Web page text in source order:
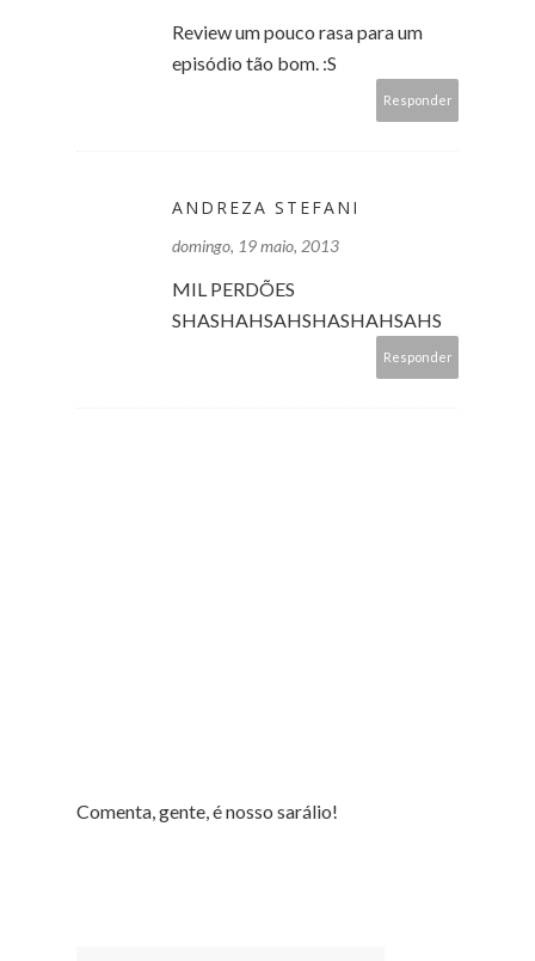
Review um pouco rasa para um
episódio tão bom. :S
Responder
ANDREZA STEFANI
domingo, 19 maio, 2013
MIL PERDÕES
SHASHAHSAHSHASHAHSAHS
Responder
Comenta, gente, é nosso sarálio!